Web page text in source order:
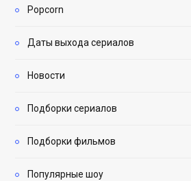
Popcorn
Даты выхода сериалов
Новости
Подборки сериалов
Подборки фильмов
Популярные шоу